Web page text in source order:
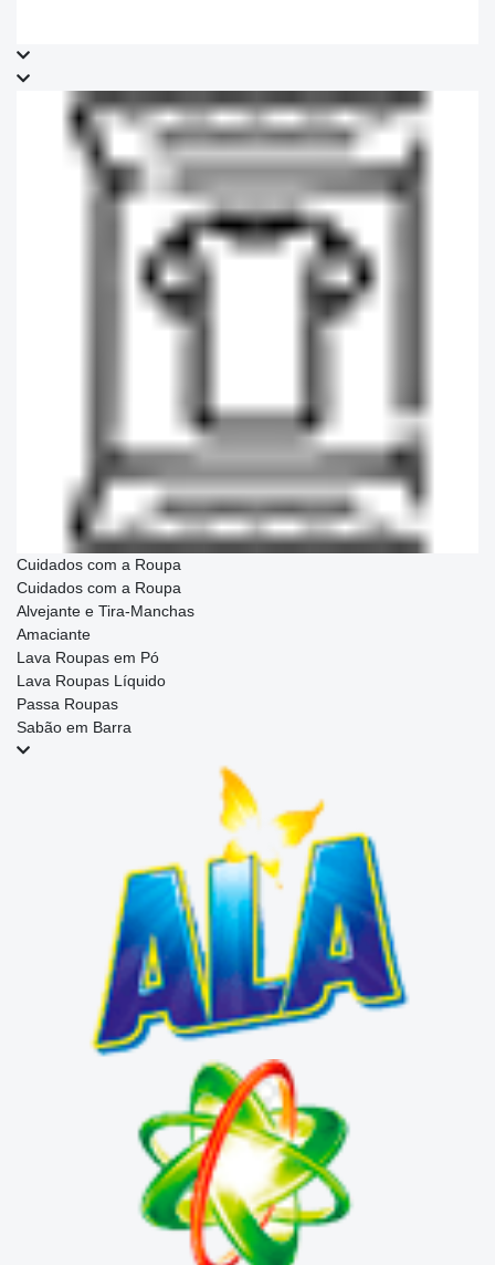
Cuidados com a Roupa
Cuidados com a Roupa
Alvejante e Tira-Manchas
Amaciante
Lava Roupas em Pó
Lava Roupas Líquido
Passa Roupas
Sabão em Barra